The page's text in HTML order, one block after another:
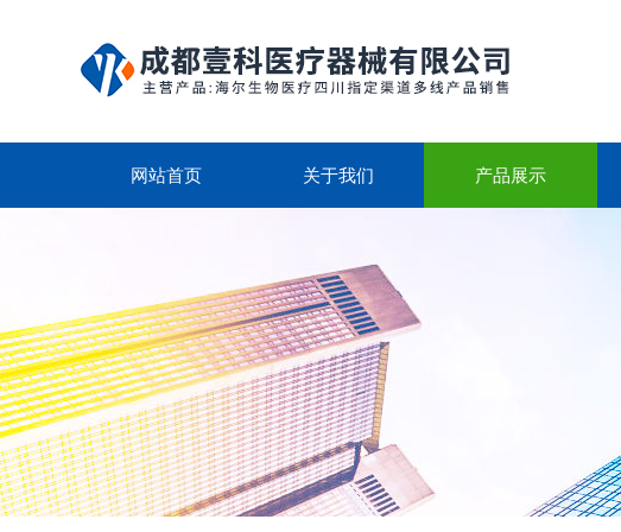
网站首页 关于我们 产品展示